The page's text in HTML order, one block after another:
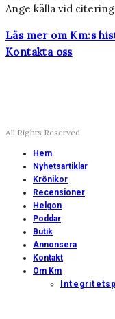
Ange källa vid
Läs mer om Km:s
Kontakta oss
All Rights Reserved
Hem
Nyhetsartiklar
Krönikor
Recensioner
Helgon
Poddar
Butik
Annonsera
Kontakt
Om Km